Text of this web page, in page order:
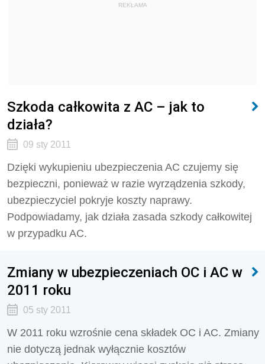
REKLAMA
Szkoda całkowita z AC – jak to
działa?
09 sty 2011
Dzięki wykupieniu ubezpieczenia AC czujemy się
bezpieczni, ponieważ w razie wyrządzenia szkody,
ubezpieczyciel pokryje koszty naprawy.
Podpowiadamy, jak działa zasada szkody całkowitej
w przypadku AC.
Zmiany w ubezpieczeniach OC i AC w
2011 roku
05 sty 2011
W 2011 roku wzrośnie cena składek OC i AC. Zmiany
nie dotyczą jednak wyłącznie kosztów